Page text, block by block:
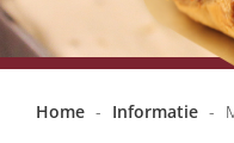
Home - Informatie -